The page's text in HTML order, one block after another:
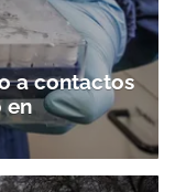
a contactos
en